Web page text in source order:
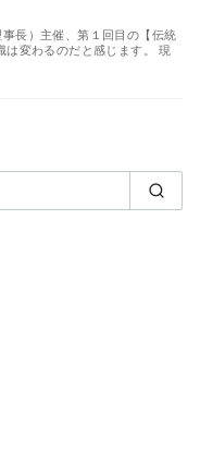
長）主催、第１回目の【伝統
変わるのだと感じます。 現